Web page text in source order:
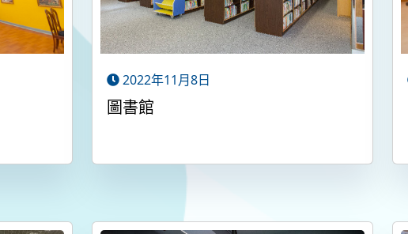
2022年11月8日
圖書館